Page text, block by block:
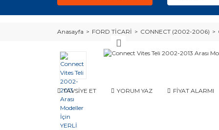
Anasayfa FORD TİCARİ CONNECT (2002-2006)
TAVSİYE ET YORUM YAZ FİYAT ALARMI